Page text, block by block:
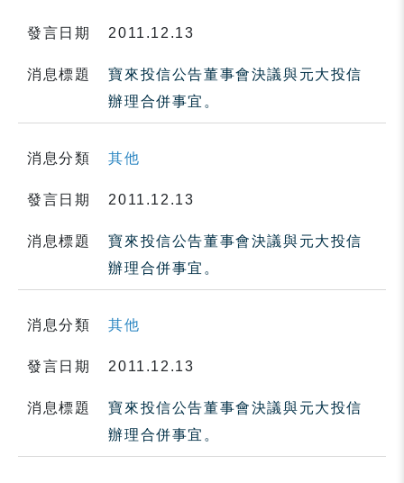
發言日期 2011.12.13
消息標題
寶來投信公告董事會決議與元大投信
辦理合併事宜。
消息分類 其他
發言日期 2011.12.13
消息標題
寶來投信公告董事會決議與元大投信
辦理合併事宜。
消息分類 其他
發言日期 2011.12.13
消息標題
寶來投信公告董事會決議與元大投信
辦理合併事宜。